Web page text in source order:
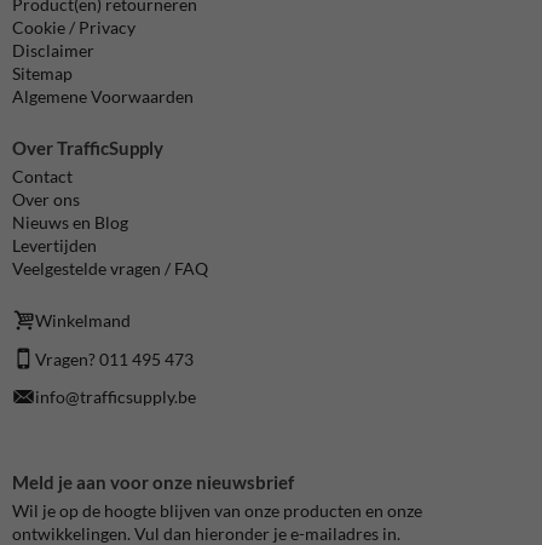
Product(en) retourneren
Cookie / Privacy
Disclaimer
Sitemap
Algemene Voorwaarden
Over TrafficSupply
Contact
Over ons
Nieuws en Blog
Levertijden
Veelgestelde vragen / FAQ
Winkelmand
Vragen? 011 495 473
info@trafficsupply.be
Meld je aan voor onze nieuwsbrief
Wil je op de hoogte blijven van onze producten en onze
ontwikkelingen. Vul dan hieronder je e-mailadres in.